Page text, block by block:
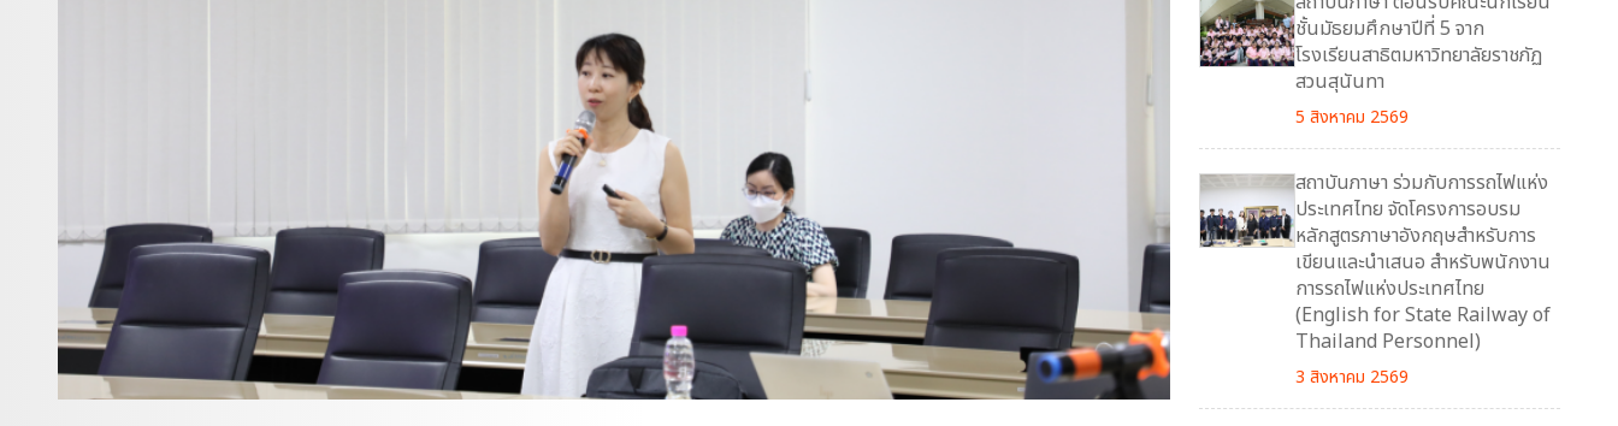
ชั้นมัธยมศึกษาปีที่ 5 จาก
โรงเรียนสาธิตมหาวิทยาลัยราชภัฏ
สวนสุนันทา
5 สิงหาคม 2569
สถาบันภาษา ร่วมกับการรถไฟแห่ง
ประเทศไทย จัดโครงการอบรม
หลักสูตรภาษาอังกฤษสำหรับการ
เขียนและนำเสนอ สำหรับพนักงาน
การรถไฟแห่งประเทศไทย
(English for State Railway of
Thailand Personnel)
3 สิงหาคม 2569